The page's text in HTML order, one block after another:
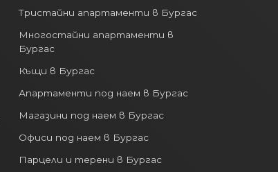
Тристайни апартаменти в Бургас
Многостайни апартаменти в
Бургас
Къщи в Бургас
Апартаменти под наем в Бургас
Магазини под наем в Бургас
Офиси под наем в Бургас
Парцели и терени в Бургас